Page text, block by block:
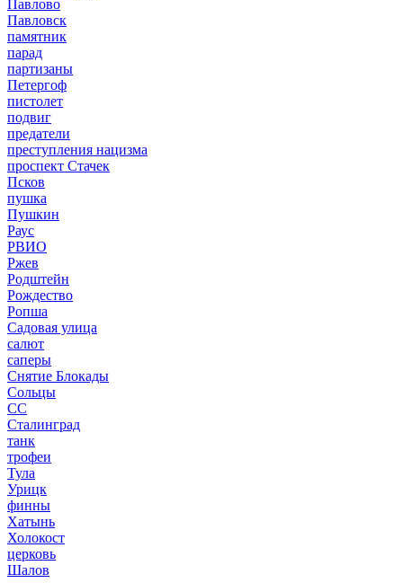
Павлово
Павловск
памятник
парад
партизаны
Петергоф
пистолет
подвиг
предатели
преступления нацизма
проспект Стачек
Псков
пушка
Пушкин
Раус
РВИО
Ржев
Родштейн
Рождество
Ропша
Садовая улица
салют
саперы
Снятие Блокады
Сольцы
СС
Сталинград
танк
трофеи
Тула
Урицк
финны
Хатынь
Холокост
церковь
Шалов